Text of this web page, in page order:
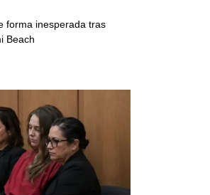
forma inesperada tras
Beach